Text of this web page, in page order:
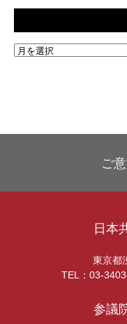
ご
日本
東京都
TEL：03-
参議